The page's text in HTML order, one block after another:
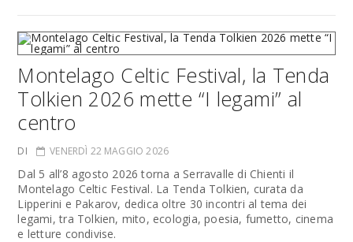
Montelago Celtic Festival, la Tenda
Tolkien 2026 mette “I legami” al
centro
DI VENERDÌ 22 MAGGIO 2026
Dal 5 all’8 agosto 2026 torna a Serravalle di Chienti il
Montelago Celtic Festival. La Tenda Tolkien, curata da
Lipperini e Pakarov, dedica oltre 30 incontri al tema dei
legami, tra Tolkien, mito, ecologia, poesia, fumetto, cinema
e letture condivise.